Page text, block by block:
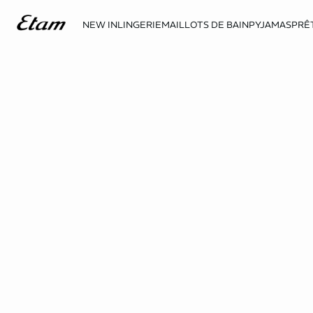
NEW INLINGERIEMAILLOTS DE BAINPYJAMAS